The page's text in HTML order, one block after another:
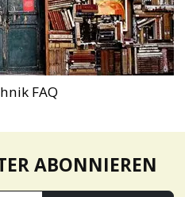
FAQ
ABONNIEREN